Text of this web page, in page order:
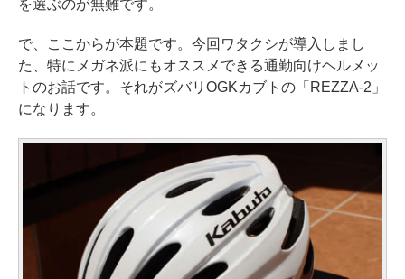
を選ぶのが無難です。
で、ここからが本題です。今回ワタクシが導入しまし
た、特にメガネ派にもオススメできる通勤向けヘルメッ
トのお話です。それがズバリOGKカブトの「REZZA-2」
になります。